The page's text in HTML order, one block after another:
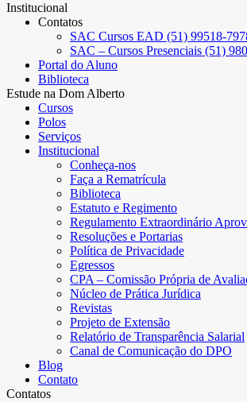
Institucional
Contatos
SAC Cursos EAD (51) 99518-
SAC – Cursos Presenciais (51)
Portal do Aluno
Biblioteca
Estude na Dom Alberto
Cursos
Polos
Serviços
Institucional
Conheça-nos
Faça a Rematrícula
Biblioteca
Estatuto e Regimento
Regulamento Extraordinário
Resoluções e Portarias
Política de Privacidade
Egressos
CPA – Comissão Própria de
Núcleo de Prática Jurídica
Revistas
Projeto de Extensão
Relatório de Transparência Salarial
Canal de Comunicação do DPO
Blog
Contato
Contatos